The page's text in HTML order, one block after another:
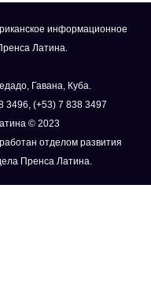
информационное
Латина.
Гавана, Куба.
3496, (+53) 7 838 3497
© 2023
отделом развития
Пренса Латина.